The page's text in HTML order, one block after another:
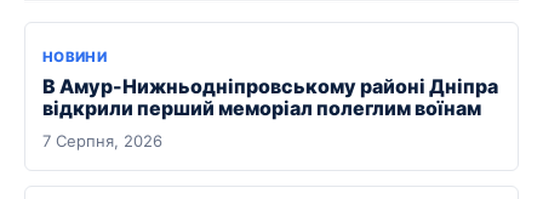
НОВИНИ
В Амур-Нижньодніпровському районі Дніпра
відкрили перший меморіал полеглим воїнам
7 Серпня, 2026